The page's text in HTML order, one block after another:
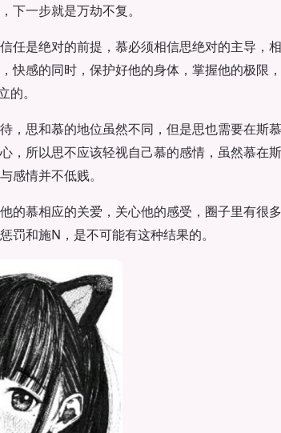
下一步就是万劫不复。
任是绝对的前提，慕必须相信思绝对的主导，
快感的同时，保护好他的身体，掌握他的极限
的。
，思和慕的地位虽然不同，但是思也需要在斯
，所以思不应该轻视自己慕的感情，虽然慕在
感情并不低贱。
的慕相应的关爱，关心他的感受，圈子里有很
罚和施N，是不可能有这种结果的。